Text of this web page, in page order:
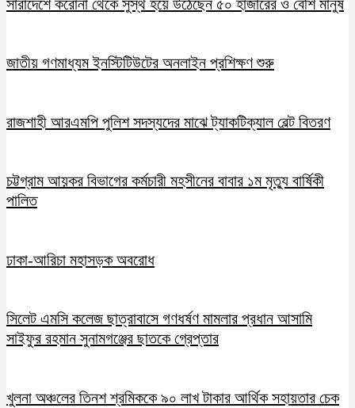
সারাদেশে করোনা থেকে সুস্থ হয়ে উঠেছেন ৫০ হাজারের ও বেশি মানুষ
জাতীয় গণমাধ্যম ইনস্টিটিউটের অনলাইন প্রশিক্ষণ শুরু
রাজশাহী আরএমপি পুলিশ সদস্যদের মাঝে ট্যাকটিক্যাল বেল্ট বিতরণ
চট্টগ্রাম আয়কর বিভাগের কর্মচারী মহসীনের বাবার ১ম মৃত্যু বার্ষিকী
পালিত
ঢাকা-আরিচা মহাসড়ক অবরোধ
সিলেট এমসি কলেজ ছাত্রাবাসে গণধর্ষণ মামলার প্রধান আসামি
সাইফুর রহমান সুনামগঞ্জের ছাতকে গ্রেপ্তার
খুলনা অঞ্চলের তিনশ শ্রমিককে ৯০ লাখ টাকার আর্থিক সহায়তার চেক